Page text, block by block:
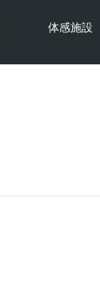
体感施設